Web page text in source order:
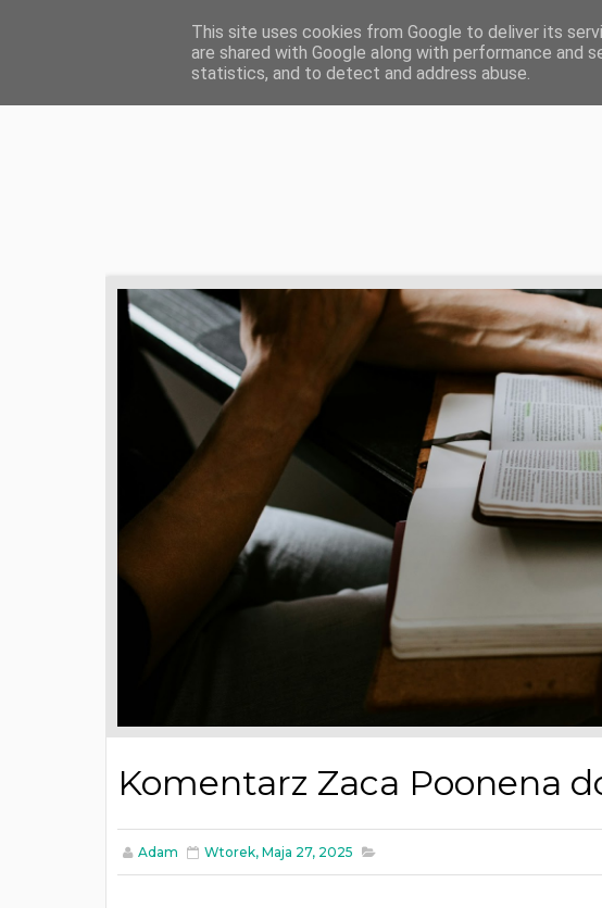
ŻYCIE CHRZEŚCIJAŃSKIE ZDROWA
Komentarz Zaca Poonena
Adam Wtorek, Maja 27, 2025
This site uses cookies from Google to deliver its
are shared with Google along with performance and
statistics, and to detect and address abuse.